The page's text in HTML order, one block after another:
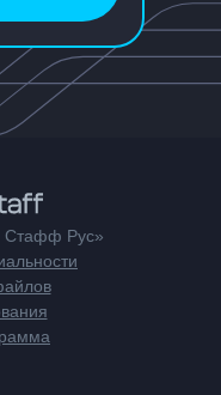
Стафф Рус»